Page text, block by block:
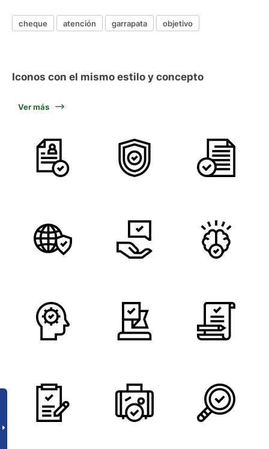
cheque atención garrapata objetivo
Iconos con el mismo estilo y concepto
Ver más